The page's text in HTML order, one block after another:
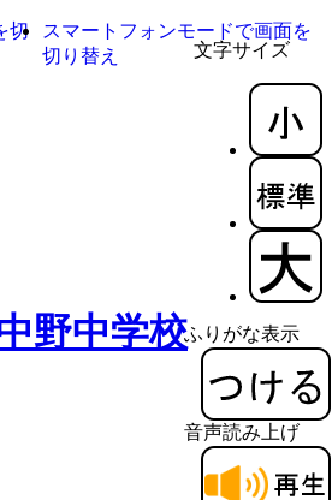
文字サイズ
ふりがな表示
音声読み上げ
切
スマートフォンモードで画面を
切り替え
野中学校